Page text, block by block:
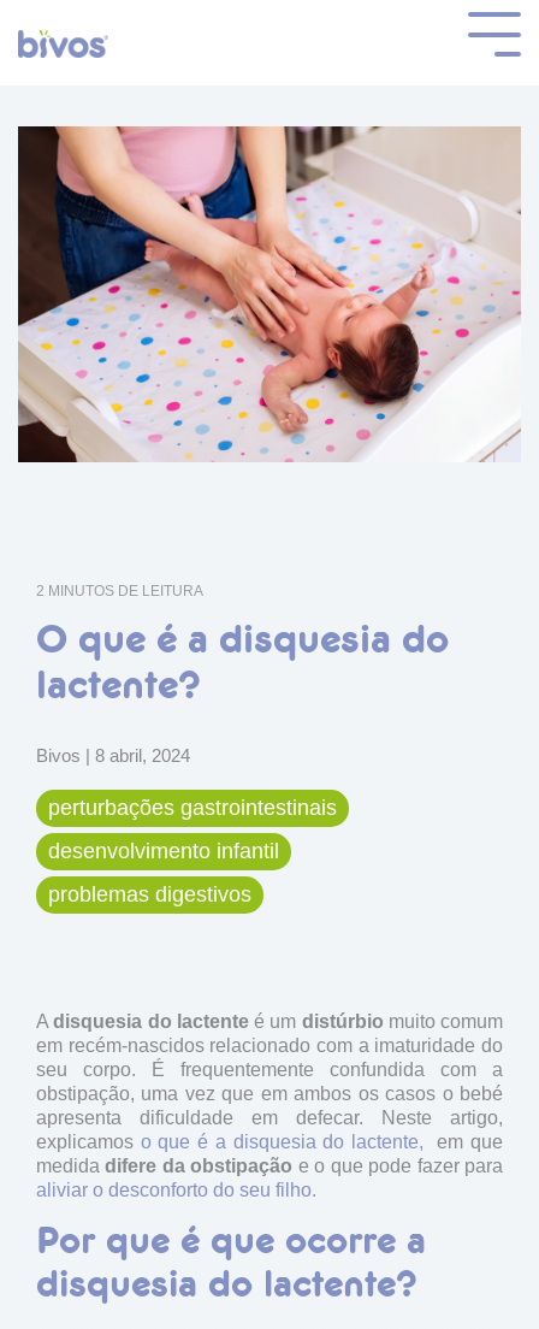
2 MINUTOS DE LEITURA
O que é a disquesia do
lactente?
Bivos | 8 abril, 2024
perturbações gastrointestinais
desenvolvimento infantil
problemas digestivos
Adisquesia do lactenteé um distúrbio muito comum
em recém-nascidos relacionado com a imaturidade do
seu corpo. É frequentemente confundida com a
obstipação, uma vez que em ambos os casos o bebé
apresenta dificuldade em defecar. Neste artigo,
explicamos o que é a disquesia do lactente, em que
medida difere da obstipação e o que pode fazer para
aliviar o desconforto do seu filho.
Por que é que ocorre a
disquesia do lactente?